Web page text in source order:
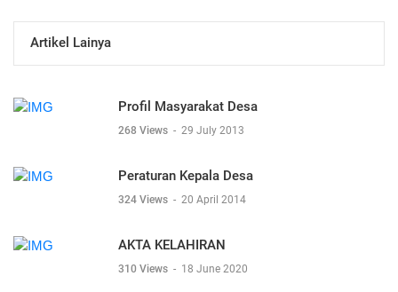
Artikel Lainya
Profil Masyarakat Desa
268 Views - 29 July 2013
Peraturan Kepala Desa
324 Views - 20 April 2014
AKTA KELAHIRAN
310 Views - 18 June 2020